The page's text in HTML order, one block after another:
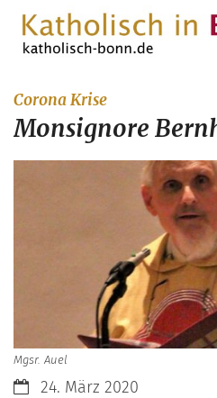
Zum Inhalt springen
Corona Krise:
Monsignore
Mgsr. Auel
Datum:24. März 2020